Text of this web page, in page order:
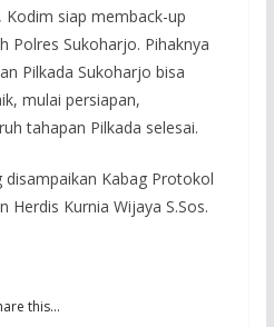
siap memback-up
Polres Sukoharjo. Pihaknya
Pilkada Sukoharjo bisa
mulai persiapan,
tahapan Pilkada selesai.
Kabag Protokol
Herdis Kurnia Wijaya S.Sos.
this…